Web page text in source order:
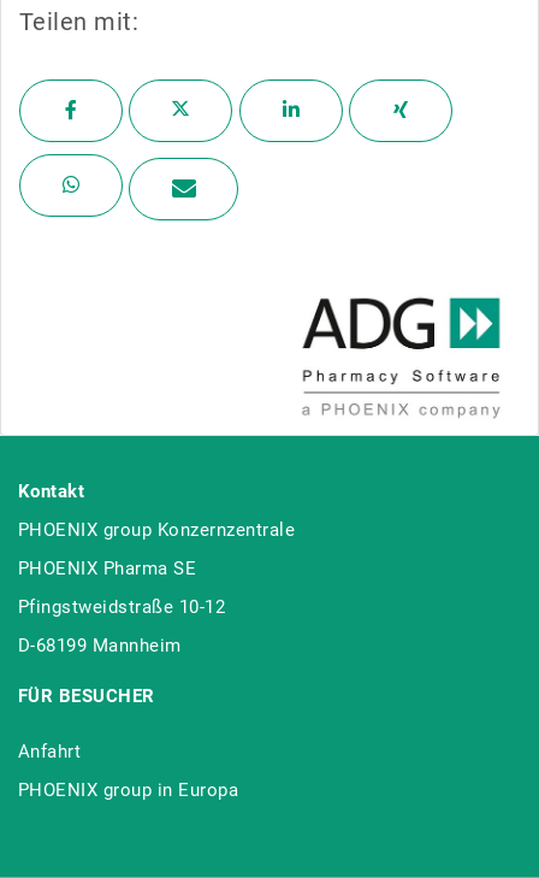
Teilen mit:
Kontakt
PHOENIX group Konzernzentrale
PHOENIX Pharma SE
Pfingstweidstraße 10-12
D-68199 Mannheim
FÜR BESUCHER
Anfahrt
PHOENIX group in Europa